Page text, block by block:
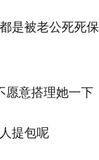
是被老公死死保
提包呢